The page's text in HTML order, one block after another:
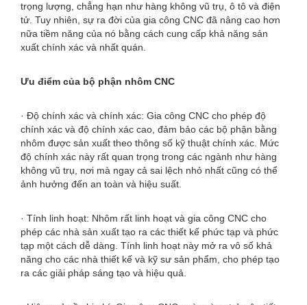
trọng lượng, chẳng hạn như hàng không vũ trụ, ô tô và điện
tử. Tuy nhiên, sự ra đời của gia công CNC đã nâng cao hơn
nữa tiềm năng của nó bằng cách cung cấp khả năng sản
xuất chính xác và nhất quán.
Ưu điểm của bộ phận nhôm CNC
· Độ chính xác và chính xác: Gia công CNC cho phép độ
chính xác và độ chính xác cao, đảm bảo các bộ phận bằng
nhôm được sản xuất theo thông số kỹ thuật chính xác. Mức
độ chính xác này rất quan trọng trong các ngành như hàng
không vũ trụ, nơi mà ngay cả sai lệch nhỏ nhất cũng có thể
ảnh hưởng đến an toàn và hiệu suất.
· Tính linh hoạt: Nhôm rất linh hoạt và gia công CNC cho
phép các nhà sản xuất tạo ra các thiết kế phức tạp và phức
tạp một cách dễ dàng. Tính linh hoạt này mở ra vô số khả
năng cho các nhà thiết kế và kỹ sư sản phẩm, cho phép tạo
ra các giải pháp sáng tạo và hiệu quả.